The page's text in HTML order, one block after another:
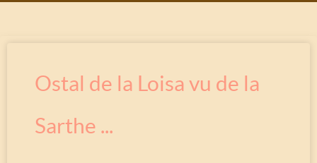
Ostal de la Loisa vu de la
Sarthe ...